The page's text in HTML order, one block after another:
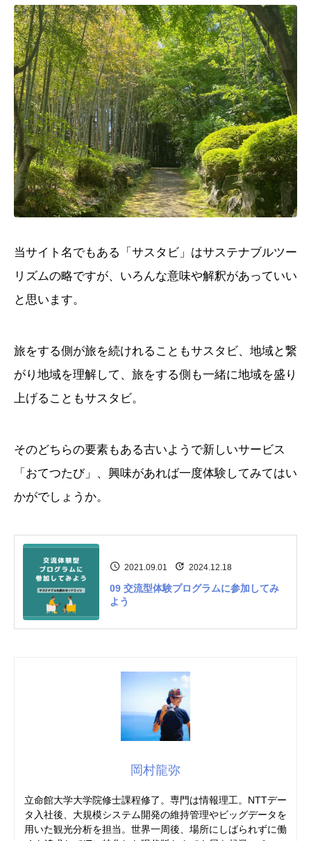
当サイト名でもある「サスタビ」はサステナブルツー
リズムの略ですが、いろんな意味や解釈があっていい
と思います。
旅をする側が旅を続けれることもサスタビ、地域と繋
がり地域を理解して、旅をする側も一緒に地域を盛り
上げることもサスタビ。
そのどちらの要素もある古いようで新しいサービス
「おてつたび」、興味があれば一度体験してみてはい
かがでしょうか。
2021.09.01 2024.12.18
09 交流型体験プログラムに参加してみ
よう
岡村龍弥
立命館大学大学院修士課程修了。専門は情報理工。NTTデー
タ入社後、大規模システム開発の維持管理やビッグデータを
用いた観光分析を担当。世界一周後、場所にしばられずに働